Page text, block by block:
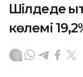
Шілдеде
көлемі